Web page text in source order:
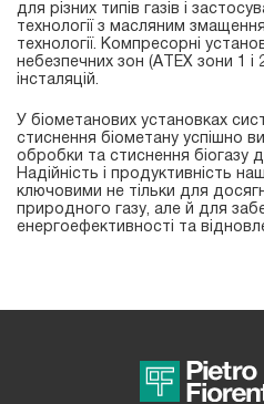
для різних типів газів і
технології з масляним
технології. Компресорні
небезпечних зон (ATEX зони 1
інсталяцій.
У біометанових установках
стиснення біометану успішно
обробки та стиснення біогазу
Надійність і продуктивність
ключовими не тільки для
природного газу, але й для
енергоефективності та